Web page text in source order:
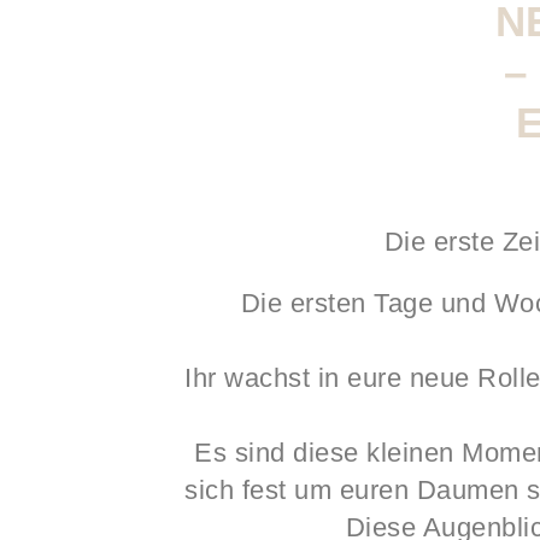
–
Die erste
Die ersten Tage und
Ihr wachst in eure neue
Es sind diese kleinen
sich fest um euren Daumen
Diese